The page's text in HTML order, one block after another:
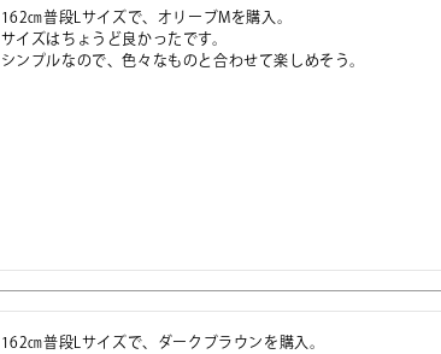
162㎝普段Lサイズで、オリーブMを購入。
サイズはちょうど良かったです。
シンプルなので、色々なものと合わせて楽しめそう。
162㎝普段Lサイズで、ダークブラウンを購入。